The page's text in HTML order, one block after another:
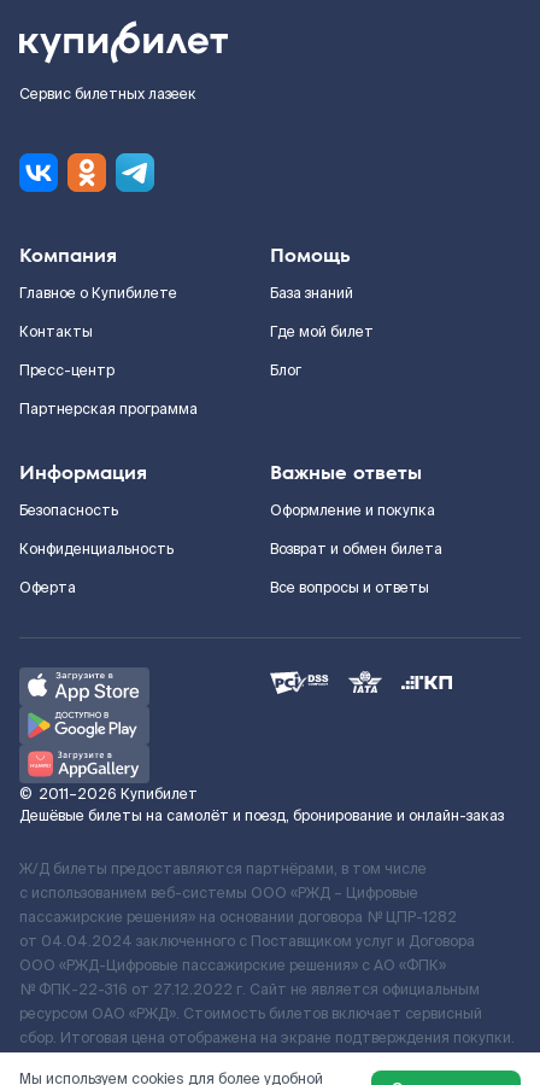
Сервис билетных лазеек
Компания
Главное о Купибилете
Контакты
Пресс-центр
Партнерская программа
Помощь
База знаний
Где мой билет
Блог
Информация
Безопасность
Конфиденциальность
Оферта
Важные ответы
Оформление и покупка
Возврат и обмен билета
Все вопросы и ответы
© 2011–2026 Купибилет
Дешёвые билеты на самолёт и поезд, бронирование и онлайн-заказ
Ж/Д билеты предоставляются партнёрами, в том числе
с использованием веб-системы ООО «РЖД – Цифровые
пассажирские решения» на основании договора № ЦПР-1282
от 04.04.2024 заключенного с Поставщиком услуг и Договора
ООО «РЖД-Цифровые пассажирские решения» c АО «ФПК»
№ ФПК-22-316 от 27.12.2022 г. Сайт не является официальным
ресурсом ОАО «РЖД». Стоимость билетов включает сервисный
сбор. Итоговая цена отображена на экране подтверждения покупки.
Мы используем cookies для более удобной